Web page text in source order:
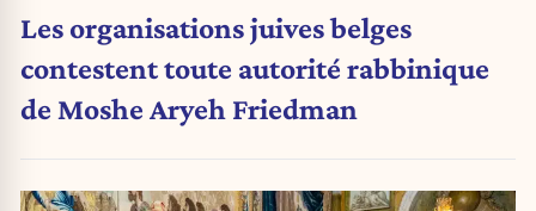
Les organisations juives belges
contestent toute autorité rabbinique
de Moshe Aryeh Friedman